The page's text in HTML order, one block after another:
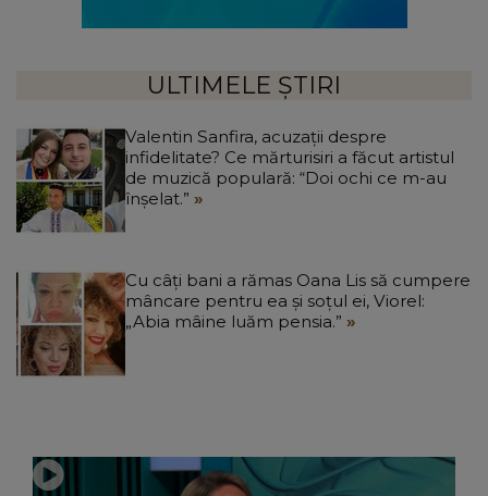
ULTIMELE ȘTIRI
Valentin Sanfira, acuzații despre
infidelitate? Ce mărturisiri a făcut artistul
de muzică populară: “Doi ochi ce m-au
înșelat.”
Cu câți bani a rămas Oana Lis să cumpere
mâncare pentru ea și soțul ei, Viorel:
„Abia mâine luăm pensia.”